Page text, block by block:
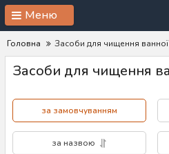
Меню
Головна Засоби для чищення ванної
Засоби для чищення
за замовчуванням
за назвою